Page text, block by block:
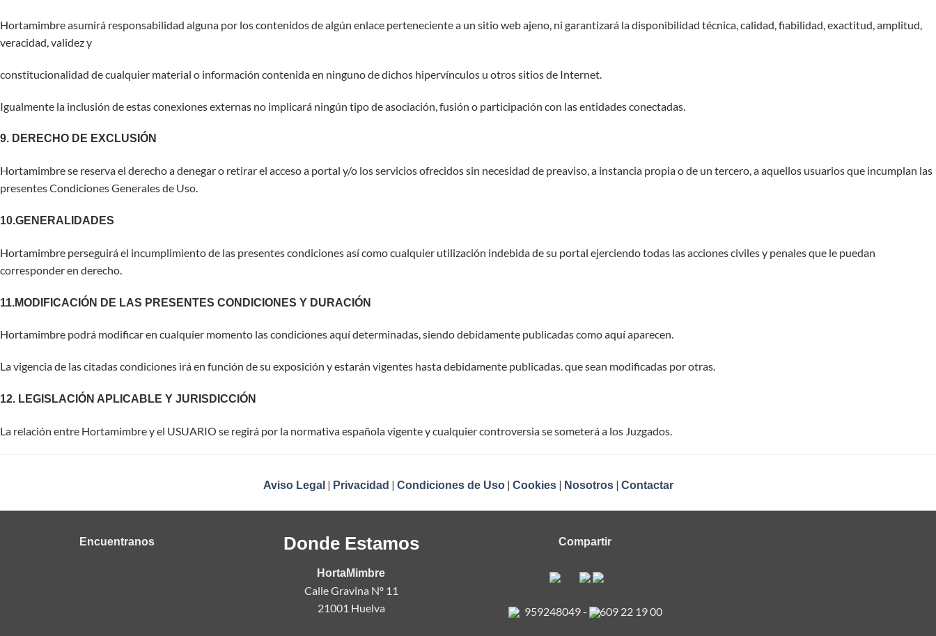
Hortamimbre asumirá responsabilidad alguna por los contenidos de algún enlace perteneciente a un sitio web ajeno, ni garantizará la disponibilidad técnica, calidad, fiabilidad, exactitud, amplitud,
veracidad, validez y
constitucionalidad de cualquier material o información contenida en ninguno de dichos hipervínculos u otros sitios de Internet.
Igualmente la inclusión de estas conexiones externas no implicará ningún tipo de asociación, fusión o participación con las entidades conectadas.
9. DERECHO DE EXCLUSIÓN
Hortamimbre se reserva el derecho a denegar o retirar el acceso a portal y/o los servicios ofrecidos sin necesidad de preaviso, a instancia propia o de un tercero, a aquellos usuarios que incumplan las
presentes Condiciones Generales de Uso.
10.GENERALIDADES
Hortamimbre perseguirá el incumplimiento de las presentes condiciones así como cualquier utilización indebida de su portal ejerciendo todas las acciones civiles y penales que le puedan
corresponder en derecho.
11.MODIFICACIÓN DE LAS PRESENTES CONDICIONES Y DURACIÓN
Hortamimbre podrá modificar en cualquier momento las condiciones aquí determinadas, siendo debidamente publicadas como aquí aparecen.
La vigencia de las citadas condiciones irá en función de su exposición y estarán vigentes hasta debidamente publicadas. que sean modificadas por otras.
12. LEGISLACIÓN APLICABLE Y JURISDICCIÓN
La relación entre Hortamimbre y el USUARIO se regirá por la normativa española vigente y cualquier controversia se someterá a los Juzgados.
Aviso Legal | Privacidad | Condiciones de Uso| Cookies| Nosotros| Contactar
Encuentranos Donde Estamos
HortaMimbre
Calle Gravina Nº 11
21001 Huelva
Compartir
959248049- 609 22 19 00